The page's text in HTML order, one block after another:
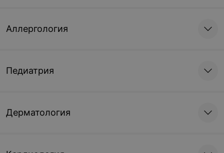
Аллергология
Педиатрия
Дерматология